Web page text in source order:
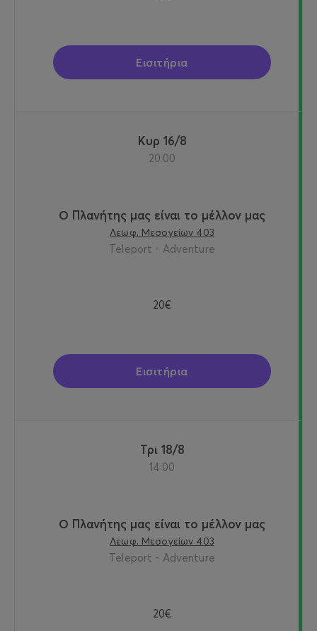
Εισιτήρια
Κυρ 16/8
20:00
Ο Πλανήτης μας είναι το μέλλον μας
Λεωφ. Μεσογείων 403
Teleport - Adventure
20€
Εισιτήρια
Τρι 18/8
14:00
Ο Πλανήτης μας είναι το μέλλον μας
Λεωφ. Μεσογείων 403
Teleport - Adventure
20€